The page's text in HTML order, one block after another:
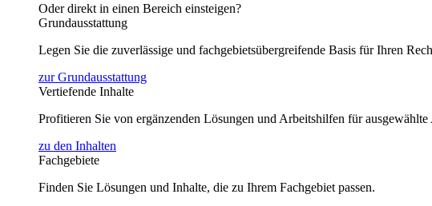
Oder direkt in einen Bereich einsteigen?
Grundausstattung
Legen Sie die zuverlässige und fachgebietsübergreifende Basis für Ihren
zur Grundausstattung
Vertiefende Inhalte
Profitieren Sie von ergänzenden Lösungen und Arbeitshilfen für
zu den Inhalten
Fachgebiete
Finden Sie Lösungen und Inhalte, die zu Ihrem Fachgebiet passen.